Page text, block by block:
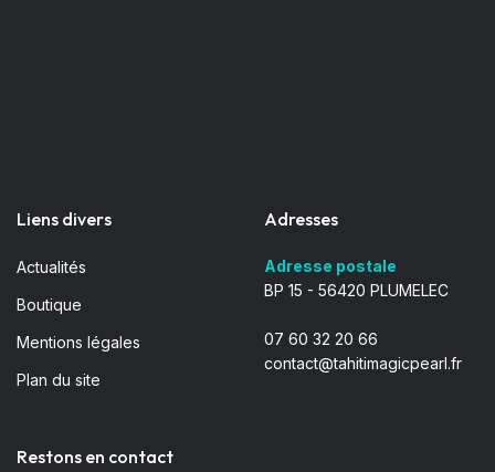
Liens divers
Actualités
Boutique
Mentions légales
Plan du site
Adresses
Adresse postale
BP 15 - 56420 PLUMELEC
07 60 32 20 66
contact@tahitimagicpearl.fr
Restons en contact